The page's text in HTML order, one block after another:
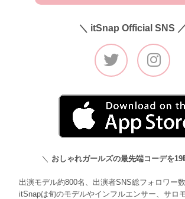
＼ itSnap Official SNS ／
＼ おしゃれガールズの最先端コーデを19
出演モデル約800名、出演者SNS総フォロワー
itSnapは旬のモデルやインフルエンサー、サロ